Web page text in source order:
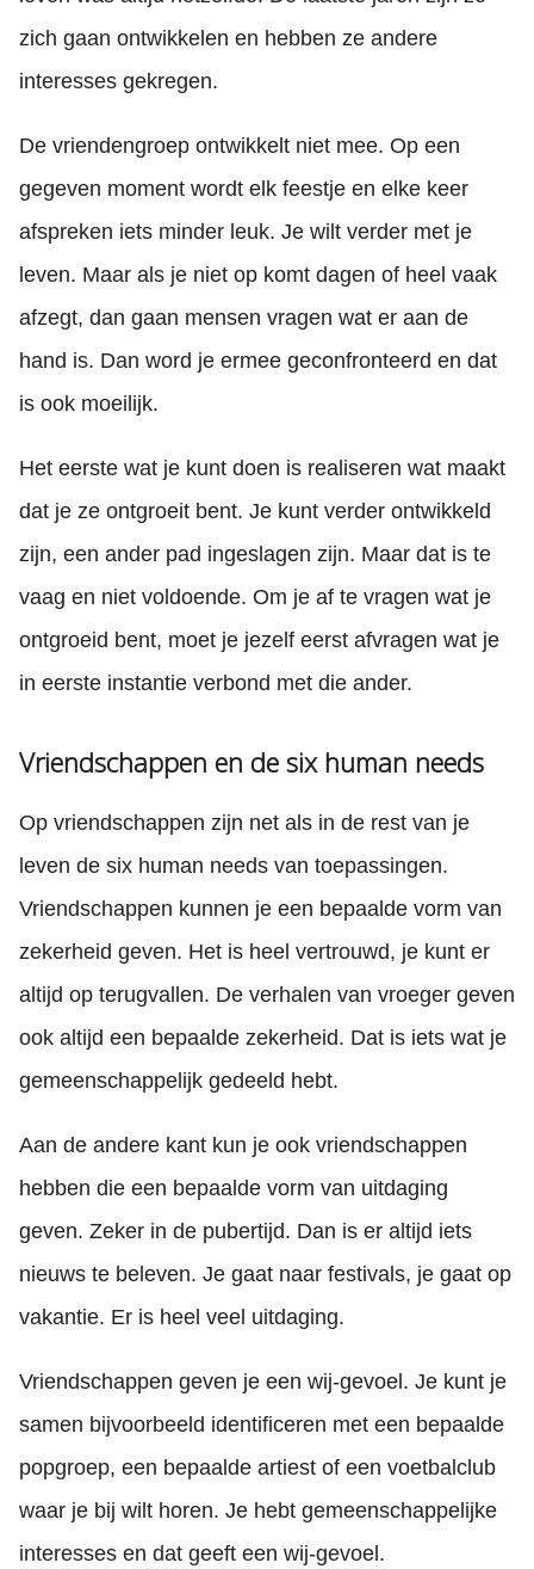
zich gaan ontwikkelen en hebben ze andere
interesses gekregen.
De vriendengroep ontwikkelt niet mee. Op een
gegeven moment wordt elk feestje en elke keer
afspreken iets minder leuk. Je wilt verder met je
leven. Maar als je niet op komt dagen of heel vaak
afzegt, dan gaan mensen vragen wat er aan de
hand is. Dan word je ermee geconfronteerd en dat
is ook moeilijk.
Het eerste wat je kunt doen is realiseren wat maakt
dat je ze ontgroeit bent. Je kunt verder ontwikkeld
zijn, een ander pad ingeslagen zijn. Maar dat is te
vaag en niet voldoende. Om je af te vragen wat je
ontgroeid bent, moet je jezelf eerst afvragen wat je
in eerste instantie verbond met die ander.
Vriendschappen en de six human needs
Op vriendschappen zijn net als in de rest van je
leven de six human needs van toepassingen.
Vriendschappen kunnen je een bepaalde vorm van
zekerheid geven. Het is heel vertrouwd, je kunt er
altijd op terugvallen. De verhalen van vroeger geven
ook altijd een bepaalde zekerheid. Dat is iets wat je
gemeenschappelijk gedeeld hebt.
Aan de andere kant kun je ook vriendschappen
hebben die een bepaalde vorm van uitdaging
geven. Zeker in de pubertijd. Dan is er altijd iets
nieuws te beleven. Je gaat naar festivals, je gaat op
vakantie. Er is heel veel uitdaging.
Vriendschappen geven je een wij-gevoel. Je kunt je
samen bijvoorbeeld identificeren met een bepaalde
popgroep, een bepaalde artiest of een voetbalclub
waar je bij wilt horen. Je hebt gemeenschappelijke
interesses en dat geeft een wij-gevoel.